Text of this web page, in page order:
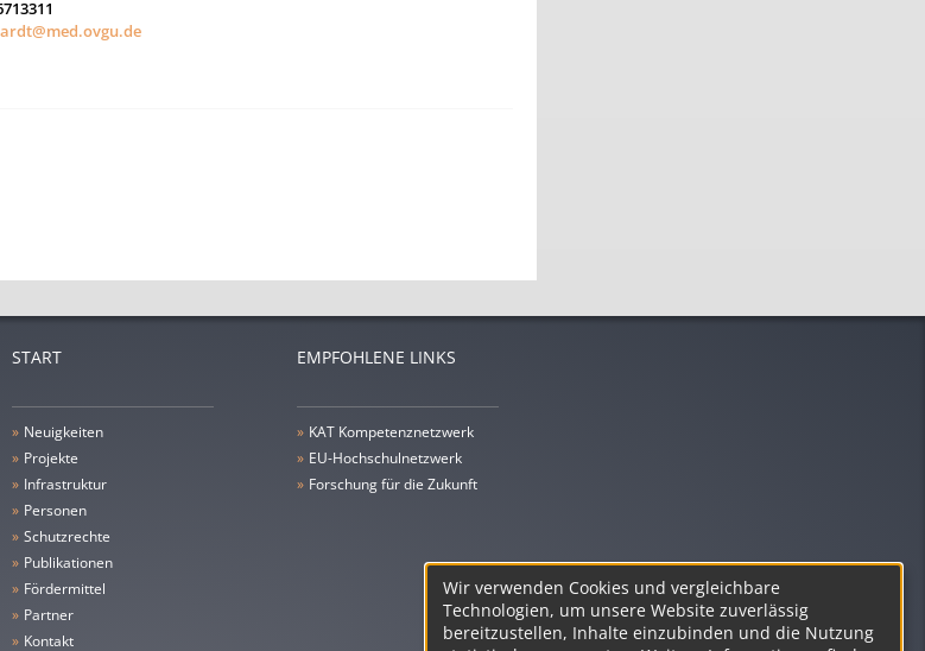
START
» Neuigkeiten
» Projekte
» Infrastruktur
» Personen
» Schutzrechte
» Publikationen
» Fördermittel
» Partner
» Kontakt
EMPFOHLENE LINKS
» KAT Kompetenznetzwerk
» EU-Hochschulnetzwerk
» Forschung für die Zukunft
Wir verwenden Cookies und vergleichbare
Technologien, um unsere Website zuverlässig
bereitzustellen, Inhalte einzubinden und die Nutzung